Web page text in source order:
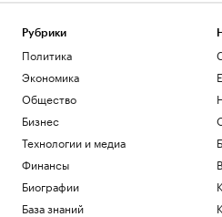
Что известно об атаках БПЛА на
регионы России. Главное к 7 августа
Политика
В Саудовской Аравии заподозрили
Иран в подготовке нападения
Политика
Задержание сотрудников
криптообменников из «Москва-
Видео
Общество
Как мы ездили в Южную Корею за
Рубрики
Политика
Экономика
Общество
Бизнес
Технологии и медиа
Финансы
Биографии
База знаний